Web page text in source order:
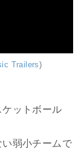
Trailers)
ットボール
い弱小チームで